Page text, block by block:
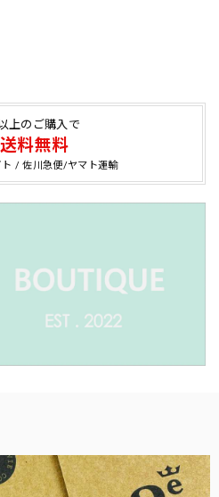
上のご購入で
送料無料
ト / 佐川急便/ヤマト運輸